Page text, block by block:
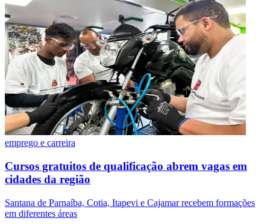
Palmeiras
emprego e carreira
Cursos gratuitos de qualificação abrem vagas em
cidades da região
Santana de Parnaíba, Cotia, Itapevi e Cajamar recebem formações
em diferentes áreas